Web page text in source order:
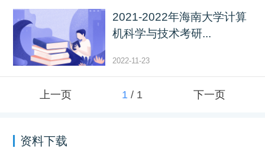
2021-2022年海南大学计算
机科学与技术考研...
2022-11-23
上一页 1 / 1 下一页
资料下载